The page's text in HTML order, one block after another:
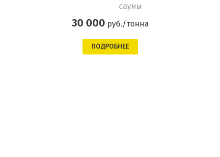
сауны
30 000 руб./тонна
ПОДРОБНЕЕ